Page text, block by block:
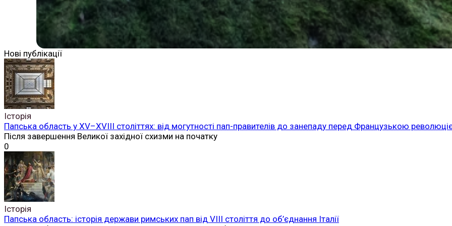
Нові публікації
Історія
Папська область у XV–XVIII століттях: від могутності пап-правителів до занепаду перед Французькою
Після завершення Великої західної схизми на початку
0
Історія
Папська область: історія держави римських пап від VIII століття до об’єднання Італії